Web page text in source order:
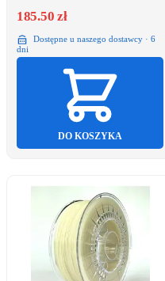
185.50 zł
Dostępne u naszego dostawcy · 6
dni
DO KOSZYKA